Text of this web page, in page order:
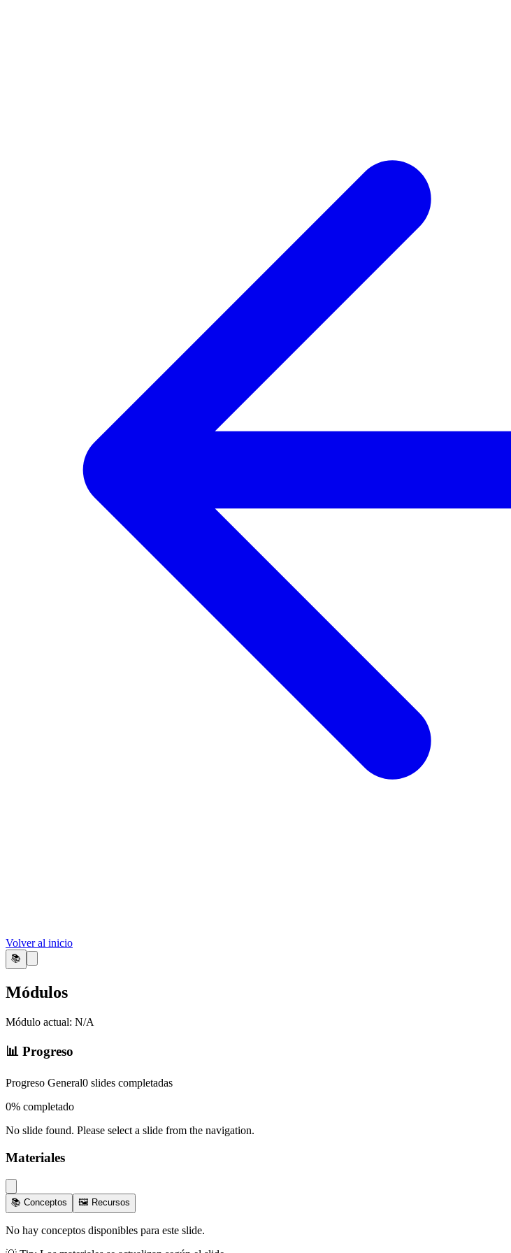
Volver al inicio
📚
Módulos
Módulo actual: N/A
📊 Progreso
Progreso General0 slides completadas
0% completado
No slide found. Please select a slide from the navigation.
Materiales
📚 Conceptos 🖼️ Recursos
No hay conceptos disponibles para este slide.